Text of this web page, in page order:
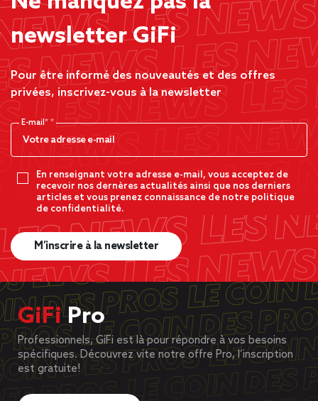
newsletter GiFi
Pour être informé des nouveautés et des offres
privées, inscrivez-vous à la newsletter
E-mail*
En renseignant votre adresse e-mail, vous acceptez de
recevoir nos dernères actualités ainsi que nos derniers
articles et vous prenez connaissance de notre politique
de confidentialité.
M’inscrire à la newsletter
GiFiPro
Professionnels, GiFi est là pour répondre à vos besoins
spécifiques. Découvrez vite notre offre Pro, l’inscription
est gratuite!